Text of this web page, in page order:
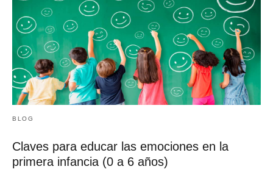
BLOG
Claves para educar las emociones en la
primera infancia (0 a 6 años)